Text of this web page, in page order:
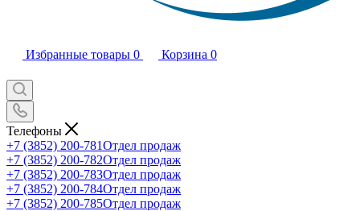
Избранные товары 0 Корзина 0
Телефоны
+7 (3852) 200-781Отдел продаж
+7 (3852) 200-782Отдел продаж
+7 (3852) 200-783Отдел продаж
+7 (3852) 200-784Отдел продаж
+7 (3852) 200-785Отдел продаж